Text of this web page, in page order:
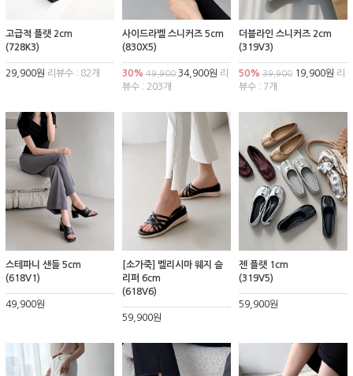
고급적 플랫 2cm
(728K3)
29,900원 리뷰수 : 82개
사이드라벨 스니커즈 5cm
(830X5)
30% 49,90034,900원 리
뷰수 : 203개
더블라인 스니커즈 2cm
(319V3)
50% 39,90019,900원 리
뷰수 : 7개
스테파니 샌들 5cm
(618V1)
49,900원
[소가죽] 벨리시마 웨지 슬
리퍼 6cm
(618V6)
59,900원
젠 플랫 1cm
(319V5)
59,900원